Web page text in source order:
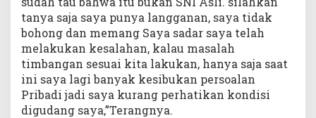
tanya saja saya punya langganan, saya tidak
bohong dan memang Saya sadar saya telah
melakukan kesalahan, kalau masalah
timbangan sesuai kita lakukan, hanya saja saat
ini saya lagi banyak kesibukan persoalan
Pribadi jadi saya kurang perhatikan kondisi
digudang saya,”Terangnya.